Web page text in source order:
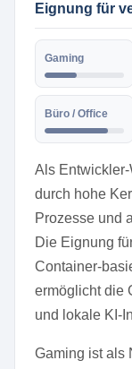
Eignung für
Gaming
Büro / Office
Als
durch hohe
Prozesse und
Die Eignung
Container-
ermöglicht die
und lokale KI-
Gaming ist als